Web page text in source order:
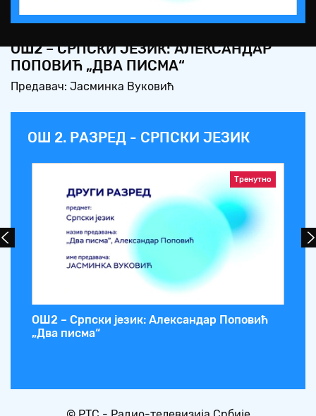
Video
ОШ2 – СРПСКИ ЈЕЗИК: АЛЕКСАНДАР
ПОПОВИЋ „ДВА ПИСМА“
Предавач: Јасминка Вуковић
ОШ 2. РАЗРЕД - СРПСКИ ЈЕЗИК
Тренутно
ОШ2 – Српски језик: Александар Поповић
„Два писма“